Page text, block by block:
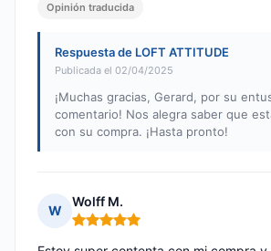
Opinión traducida
Respuesta de LOFT ATTITUDE
Publicada el 02/04/2025
¡Muchas gracias, Gerard, por su
comentario! Nos alegra saber que
con su compra. ¡Hasta pronto!
W
Wolff M.
Nota: 5 de 5